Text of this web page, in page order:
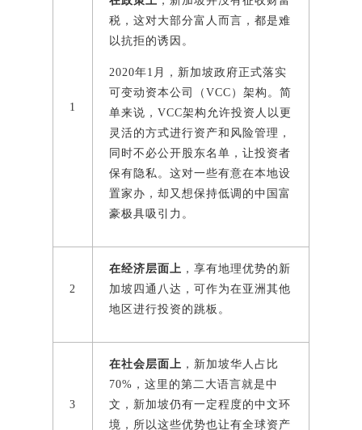
1
税，这对大部分富人而言，都是难
以抗拒的诱因。
2020年1月，新加坡政府正式落实
可变动资本公司（VCC）架构。简
单来说，VCC架构允许投资人以更
灵活的方式进行资产和风险管理，
同时不必公开股东名单，让投资者
保有隐私。这对一些有意在本地设
置家办，却又想保持低调的中国富
豪极具吸引力。
2
在经济层面上 ，享有地理优势的新
加坡四通八达，可作为在亚洲其他
地区进行投资的跳板。
3
在社会层面上 ，新加坡华人占比
70%，这里的第二大语言就是中
文，新加坡仍有一定程度的中文环
境，所以这些优势也让有全球资产